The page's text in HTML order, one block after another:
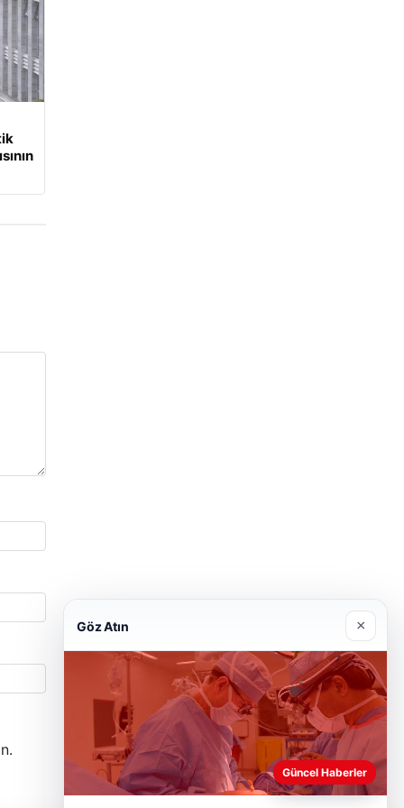
Göz Atın ×
Güncel Haberler